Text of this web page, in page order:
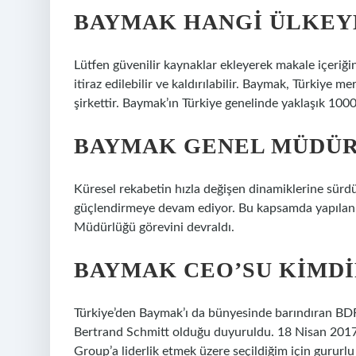
BAYMAK HANGI
Lütfen güvenilir kaynaklar ekleyerek makale
itiraz edilebilir ve kaldırılabilir. Baymak, Türkiye
şirkettir. Baymak’ın Türkiye genelinde yaklaşık
BAYMAK GENEL
Küresel rekabetin hızla değişen dinamiklerine
güçlendirmeye devam ediyor. Bu kapsamda
Müdürlüğü görevini devraldı.
BAYMAK CEO’SU
Türkiye’den Baymak’ı da bünyesinde barındıran
Bertrand Schmitt olduğu duyuruldu. 18 Nisan
Group’a liderlik etmek üzere seçildiğim için